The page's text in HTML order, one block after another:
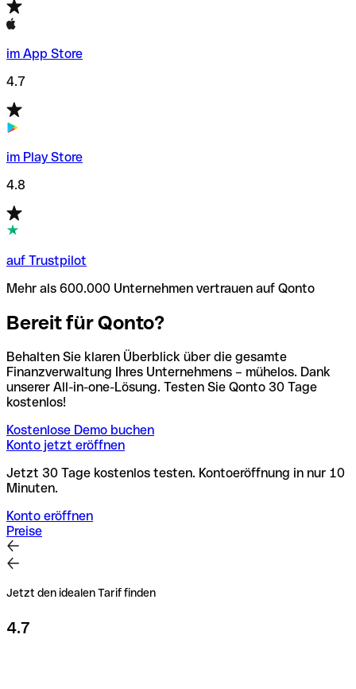
im App Store
4.7
im Play Store
4.8
auf Trustpilot
Mehr als 600.000 Unternehmen vertrauen auf Qonto
Bereit für Qonto?
Behalten Sie klaren Überblick über die gesamte
Finanzverwaltung Ihres Unternehmens – mühelos. Dank
unserer All-in-one-Lösung. Testen Sie Qonto 30 Tage
kostenlos!
Kostenlose Demo buchen
Konto jetzt eröffnen
Jetzt 30 Tage kostenlos testen. Kontoeröffnung in nur 10
Minuten.
Konto eröffnen
Preise
Jetzt den idealen Tarif finden
4.7